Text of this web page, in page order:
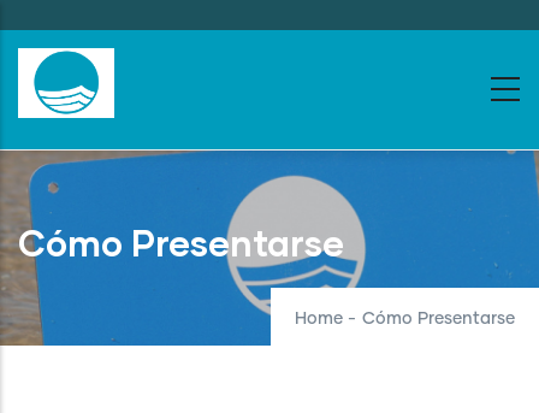
to
main
content
Cómo Presentarse
Home - Cómo Presentarse